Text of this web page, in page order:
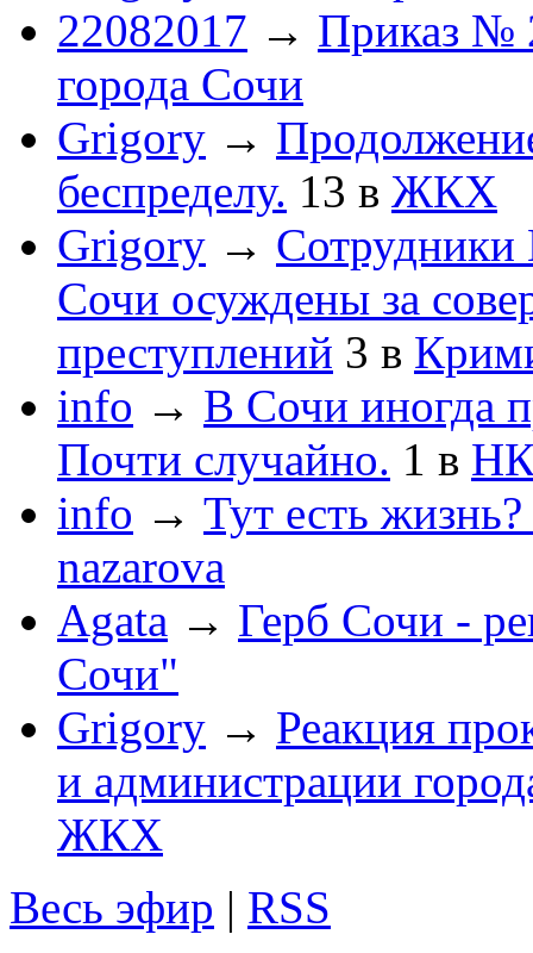
22082017 → Приказ №
города Сочи
Grigory →
беспределу. 13 в ЖКХ
Grigory →
Сочи осуждены за
преступлений 3 в
info → В Сочи иногда
Почти случайно. 1 в
info → Тут есть
nazarova
Agata → Герб Сочи -
Сочи"
Grigory → Реакция
и администрации
ЖКХ
Весь эфир | RSS